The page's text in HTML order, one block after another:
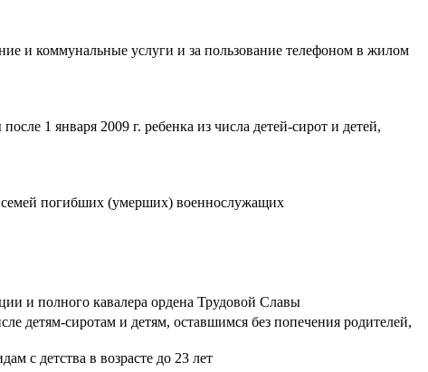
и коммунальные услуги и за пользование телефоном в жилом
1 января 2009 г. ребенка из числа детей-сирот и детей,
семей погибших (умерших) военнослужащих
и полного кавалера ордена Трудовой Славы
детям-сиротам и детям, оставшимся без попечения родителей,
с детства в возрасте до 23 лет